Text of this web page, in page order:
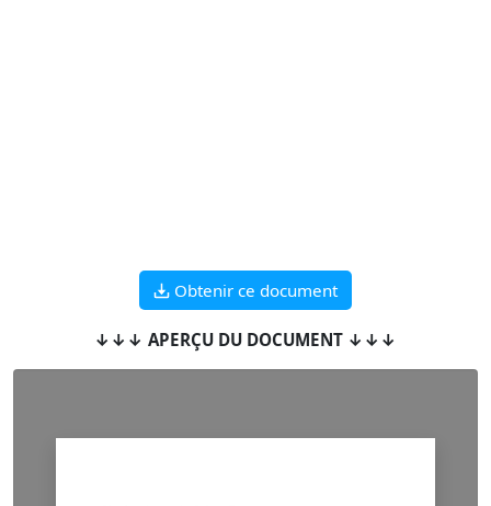
Obtenir ce document
↓↓↓ APERÇU DU DOCUMENT ↓↓↓